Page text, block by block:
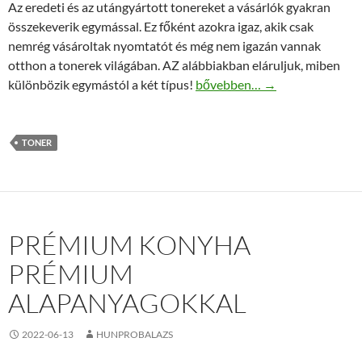
Az eredeti és az utángyártott tonereket a vásárlók gyakran
összekeverik egymással. Ez főként azokra igaz, akik csak
nemrég vásároltak nyomtatót és még nem igazán vannak
otthon a tonerek világában. AZ alábbiakban eláruljuk, miben
különbözik egymástól a két típus! Az utángyártott és az eredeti
bővebben… →
TONER
PRÉMIUM KONYHA
PRÉMIUM
ALAPANYAGOKKAL
2022-06-13 HUNPROBALAZS